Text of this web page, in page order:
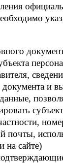
документа и
почты,
на сайте)